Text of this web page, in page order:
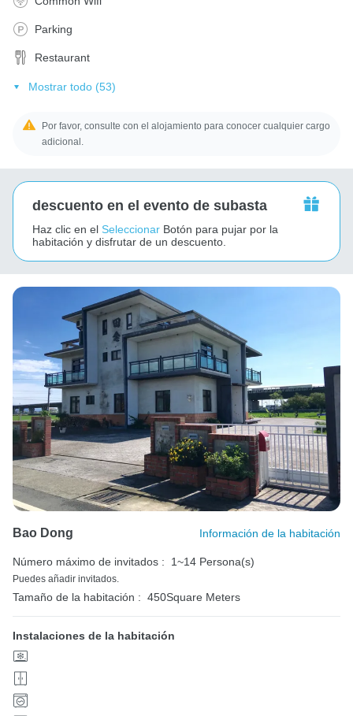
Parking
Restaurant
Mostrar todo (53)
Por favor, consulte con el alojamiento para conocer cualquier cargo
adicional.
descuento en el evento de subasta
Haz clic en el Seleccionar Botón para pujar por la
habitación y disfrutar de un descuento.
Bao Dong Información de la habitación
Número máximo de invitados : 1~14 Persona(s)
Puedes añadir invitados.
Tamaño de la habitación : 450Square Meters
Instalaciones de la habitación